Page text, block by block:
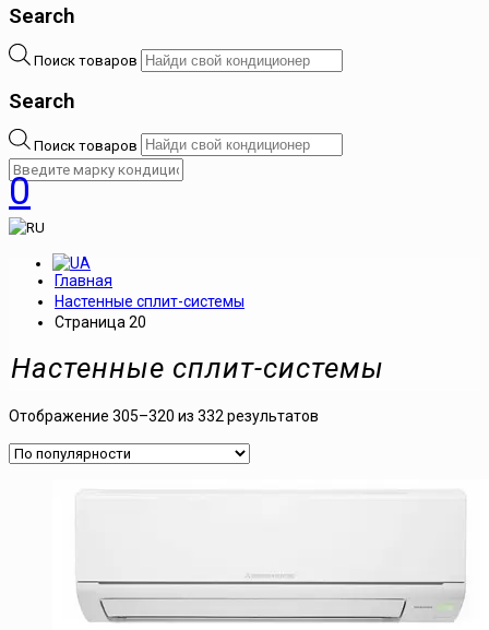
Search
Поиск товаров
Search
Поиск товаров
0
Главная
Настенные сплит-системы
Страница 20
Настенные сплит-системы
Отображение 305–320 из 332 результатов